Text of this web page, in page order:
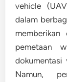
vehicle
dalam
memberikan
pemetaan
dokumentasi
Namun,